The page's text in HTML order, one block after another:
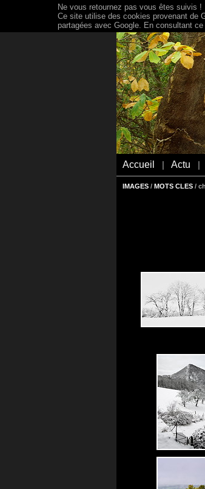
Accueil Actu
IMAGES / MOTS CLES /
Ne vous retournez pas vous êtes suivis !
Ce site utilise des cookies provenant de
partagées avec Google. En consultant